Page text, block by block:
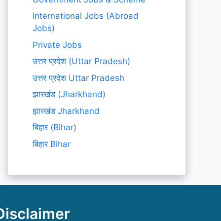
International Jobs (Abroad
Jobs)
Private Jobs
उत्तर प्रदेश (Uttar Pradesh)
उत्तर प्रदेश Uttar Pradesh
झारखंड (Jharkhand)
झारखंड Jharkhand
बिहार (Bihar)
बिहार Bihar